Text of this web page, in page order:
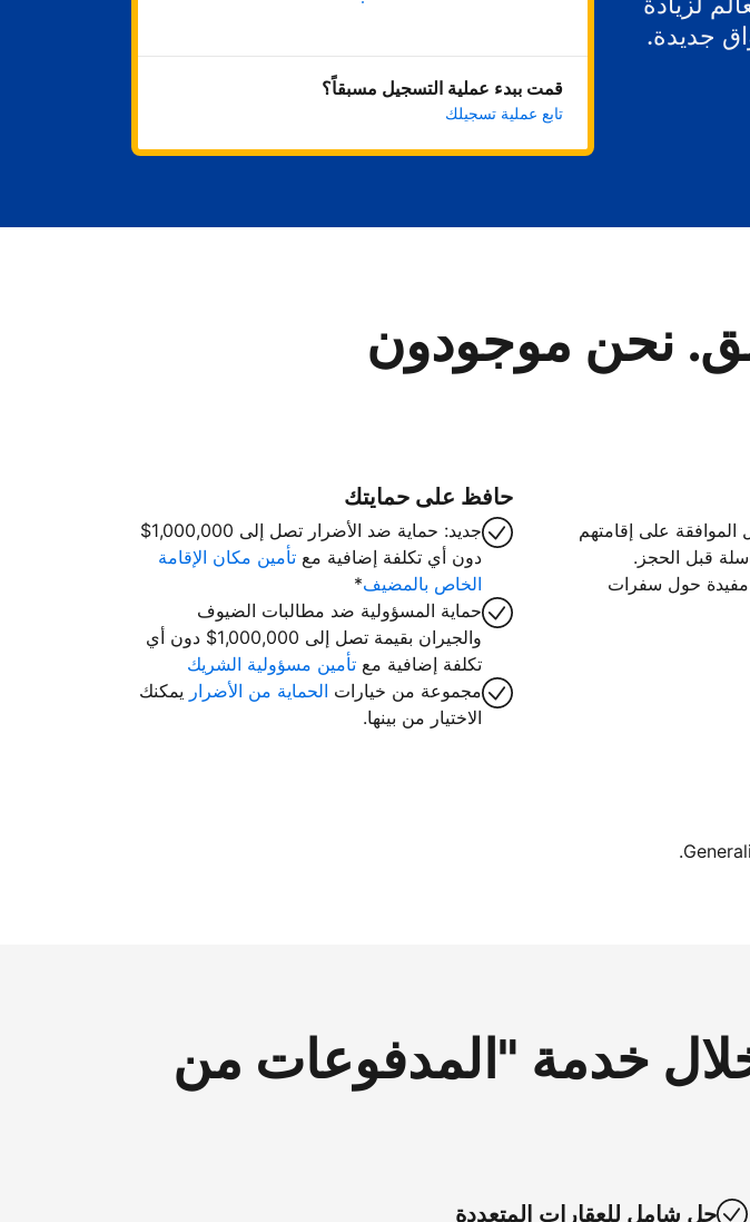
جديدة.
قمت ببدء عملية التسجيل مسبقاً؟
تابع عملية تسجيلك
نحن موجودون
على إقامتهم
قبل الحجز.
حول سفرات
حافظ على حمايتك
جديد: حماية ضد الأضرار تصل إلى 1,000,000$
دون أي تكلفة إضافية معتأمين مكان الإقامة
الخاص بالمضيف*
حماية المسؤولية ضد مطالبات الضيوف
والجيران بقيمة تصل إلى 1,000,000$ دون أي
تكلفة إضافية معتأمين مسؤولية الشريك
مجموعة من خيارات الحماية من الأضرار يمكنك
الاختيار من بينها.
خدمة "المدفوعات من
حل شامل للعقارات المتعددة